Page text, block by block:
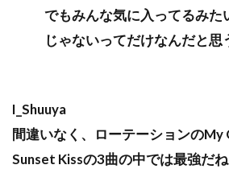
でもみんな気に入ってるみた
じゃないってだけなんだと思
I_Shuuya
間違いなく、ローテーションのMy
Sunset Kissの3曲の中では最強だね